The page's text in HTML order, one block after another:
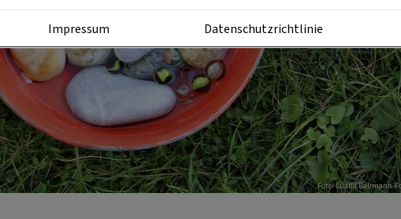
Foto: Luana Baumann-
Impressum Datenschutzrichtlinie